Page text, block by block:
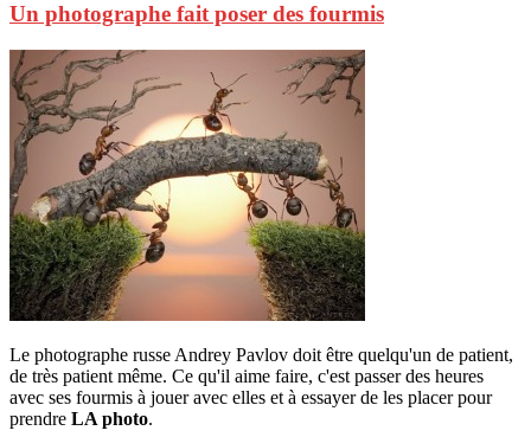
Un photographe fait poser des fourmis
Le photographe russe Andrey Pavlov doit être quelqu'un de patient,
de très patient même. Ce qu'il aime faire, c'est passer des heures
avec ses fourmis à jouer avec elles et à essayer de les placer pour
prendre LA photo.